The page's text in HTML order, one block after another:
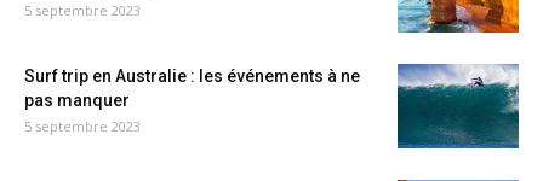
5 septembre 2023
Surf trip en Australie : les événements à ne
pas manquer
5 septembre 2023